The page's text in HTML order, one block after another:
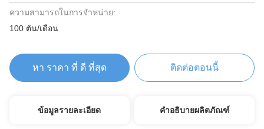
ความสามารถในการจําหน่าย:
100 ตัน/เดือน
หา ราคา ที่ ดี ที่สุด ติดต่อตอนนี้
ข้อมูลรายละเอียด คำอธิบายผลิตภัณฑ์